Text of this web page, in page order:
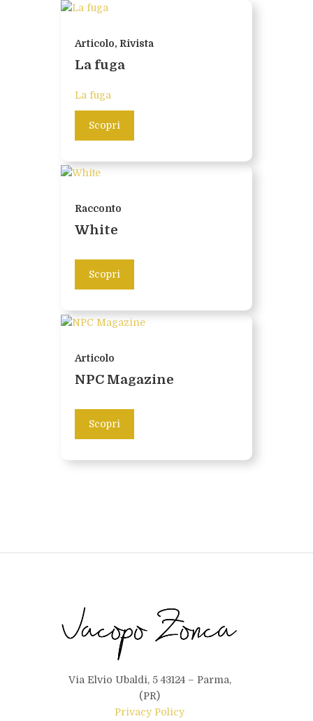
Articolo, Rivista
La fuga
La fuga
Scopri
Racconto
White
Scopri
Articolo
NPC Magazine
Scopri
Via Elvio Ubaldi, 5 43124 – Parma,
(PR)
Privacy Policy